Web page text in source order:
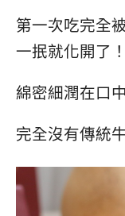
第一次吃完全
一抿就化開了！
綿密細潤在口
完全沒有傳統